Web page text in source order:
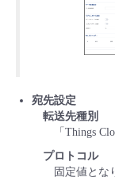
宛先設定
転送先種別
「Things
プロトコル
固定値とな